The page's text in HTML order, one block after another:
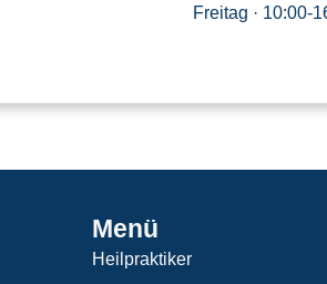
Freitag · 10:00-
Menü
Heilpraktiker